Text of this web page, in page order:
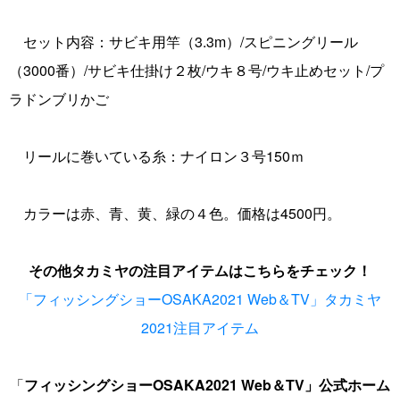
セット内容：サビキ用竿（3.3m）/スピニングリール
（3000番）/サビキ仕掛け２枚/ウキ８号/ウキ止めセット/プ
ラドンブリかご
リールに巻いている糸：ナイロン３号150ｍ
カラーは赤、青、黄、緑の４色。価格は4500円。
その他タカミヤの注目アイテムはこちらをチェック！
「フィッシングショーOSAKA2021 Web＆TV」タカミヤ
2021注目アイテム
「フィッシングショーOSAKA2021 Web＆TV」 公式ホーム